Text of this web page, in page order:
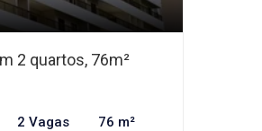
2 quartos, 76m²
2 Vagas 76 m²